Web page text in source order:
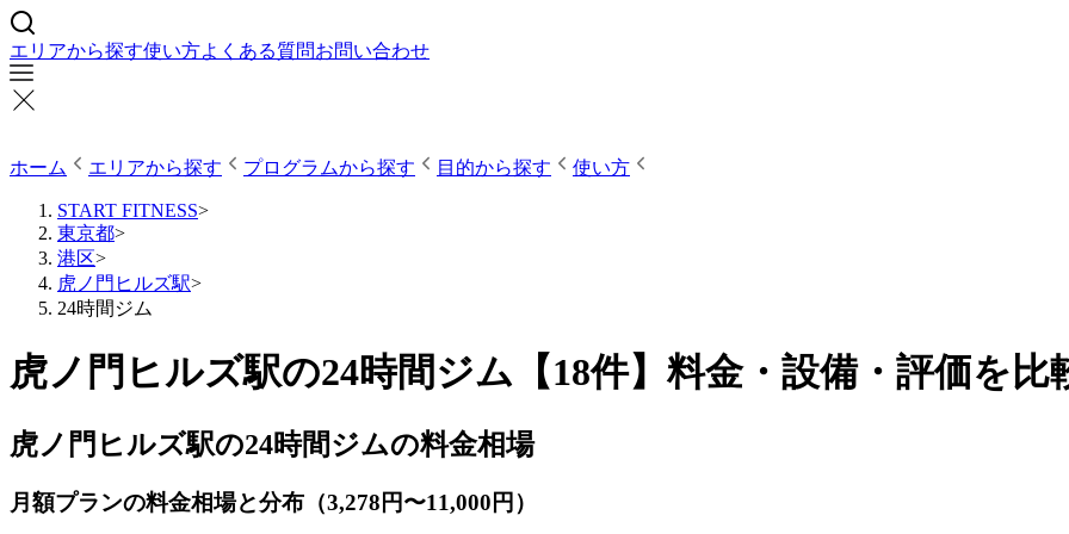
エリアから探す使い方よくある質問お問い合わせ
ホーム エリアから探す プログラムから探す 目的から探す 使い方
START FITNESS>
東京都>
港区>
虎ノ門ヒルズ駅>
24時間ジム
虎ノ門ヒルズ駅の24時間ジム【18件】料金・設備・評価を比
虎ノ門ヒルズ駅の24時間ジムの料金相場
月額プランの料金相場と分布（3,278円〜11,000円）